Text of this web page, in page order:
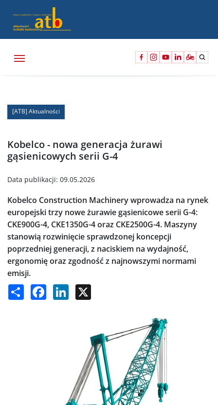
[ATB] Aktualności
Kobelco - nowa generacja żurawi
gąsienicowych serii G-4
Data publikacji: 09.05.2026
Kobelco Construction Machinery wprowadza na rynek
europejski trzy nowe żurawie gąsienicowe serii G-4:
CKE900G-4, CKE1350G-4 oraz CKE2500G-4. Maszyny
stanowią rozwinięcie sprawdzonej koncepcji
poprzedniej generacji, z naciskiem na wydajność,
ergonomię oraz zgodność z najnowszymi normami
emisji.
Share Facebook LinkedIn